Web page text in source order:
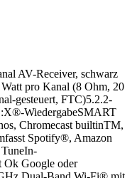
AV-Receiver, schwarz
pro Kanal (8 Ohm, 20
gesteuert, FTC)5.2.2-
WiedergabeSMART
Chromecast builtinTM,
Spotify®, Amazon
Ok Google oder